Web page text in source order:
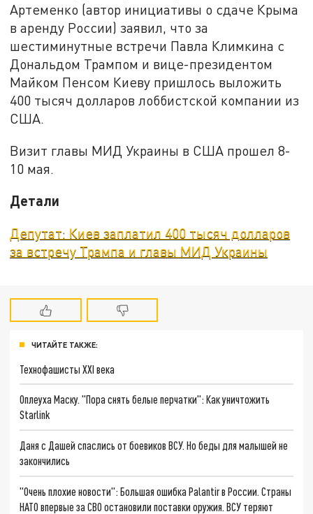
Артеменко (автор инициативы о сдаче Крыма
в аренду России) заявил, что за
шестиминутные встречи Павла Климкина с
Дональдом Трампом и вице-президентом
Майком Пенсом Киеву пришлось выложить
400 тысяч долларов лоббистской компании из
США.
Визит главы МИД Украины в США прошел 8-
10 мая.
Детали
Депутат: Киев заплатил 400 тысяч долларов
за встречу Трампа и главы МИД Украины
ЧИТАЙТЕ ТАКЖЕ:
Технофашисты XXI века
Оплеуха Маску. "Пора снять белые перчатки": Как уничтожить
Starlink
Даня с Дашей спаслись от боевиков ВСУ. Но беды для малышей не
закончились
"Очень плохие новости": Большая ошибка Palantir в России. Страны
НАТО впервые за СВО остановили поставки оружия. ВСУ теряют